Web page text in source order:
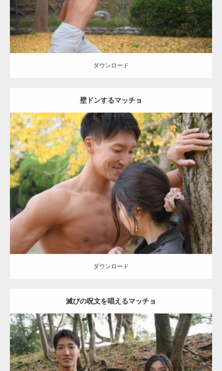
ダウンロード
壁ドンするマッチョ
Update: 2021.07.8
Category:公園のマッチョ その他 AKIHITO(細マッチョ) 大胸筋 肩 腹
筋
ダウンロード
滅びの呪文を唱えるマッチョ
Update:2021.07.8
【YouTube】マッチョフリー素材メンバーが
ギネス世界記録…
【TV】TBS番組「ひるおび」にてマッスルプ
ラスが紹介されま…
TOKYO FMラジオ番組「ONE MORNING」